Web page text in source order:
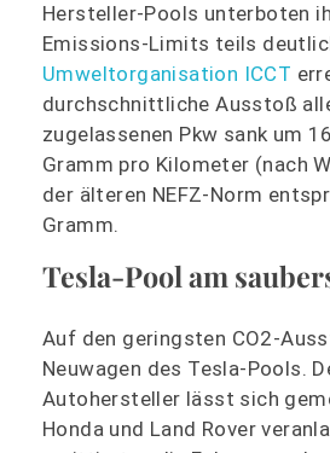
Hersteller-Pools unterboten
Emissions-Limits teils
Umweltorganisation ICCT
durchschnittliche Ausstoß
zugelassenen Pkw sank um
Gramm pro Kilometer (nach
der älteren NEFZ-Norm
Gramm.
Tesla-Pool am
Auf den geringsten CO2-
Neuwagen des Tesla-Pools.
Autohersteller lässt sich
Honda und Land Rover